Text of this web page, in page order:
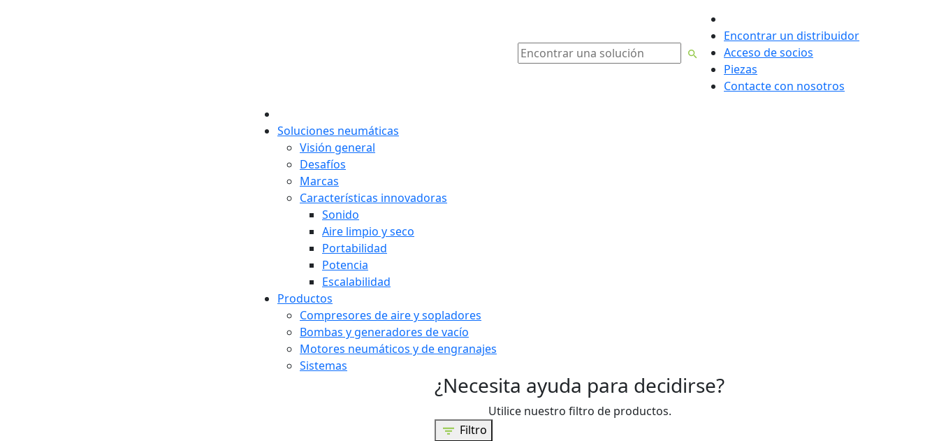
Encontrar un distribuidor
Acceso de socios
Piezas
Contacte con nosotros
Soluciones neumáticas
Visión general
Desafíos
Marcas
Características innovadoras
Sonido
Aire limpio y seco
Portabilidad
Potencia
Escalabilidad
Productos
Compresores de aire y sopladores
Bombas y generadores de vacío
Motores neumáticos y de engranajes
Sistemas
¿Necesita ayuda para decidirse?
Utilice nuestro filtro de productos.
Filtro